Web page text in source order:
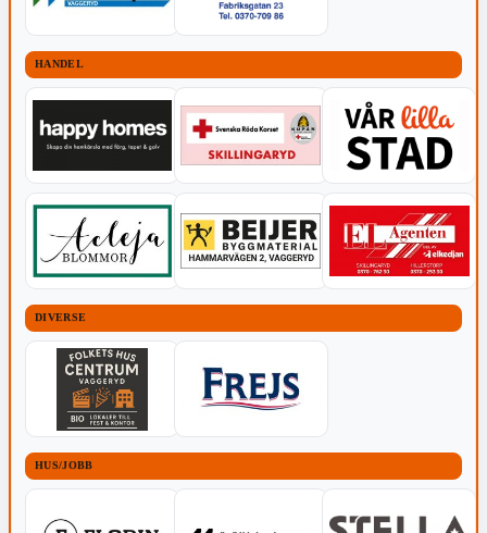
HANDEL
DIVERSE
HUS/JOBB